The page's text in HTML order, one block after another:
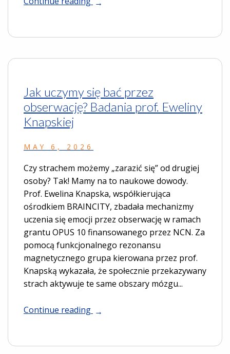
Jak uczymy się bać przez
obserwację? Badania prof. Eweliny
Knapskiej
MAY 6, 2026
Czy strachem możemy „zarazić się” od drugiej
osoby? Tak! Mamy na to naukowe dowody.
Prof. Ewelina Knapska, współkierująca
ośrodkiem BRAINCITY, zbadała mechanizmy
uczenia się emocji przez obserwację w ramach
grantu OPUS 10 finansowanego przez NCN. Za
pomocą funkcjonalnego rezonansu
magnetycznego grupa kierowana przez prof.
Knapską wykazała, że społecznie przekazywany
strach aktywuje te same obszary mózgu...
Continue reading